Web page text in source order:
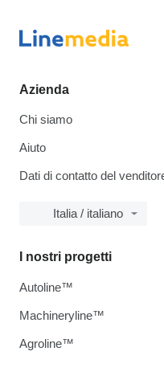
Azienda
Chi siamo
Aiuto
Dati di contatto del
Italia / italiano
I nostri progetti
Autoline™
Machineryline™
Agroline™